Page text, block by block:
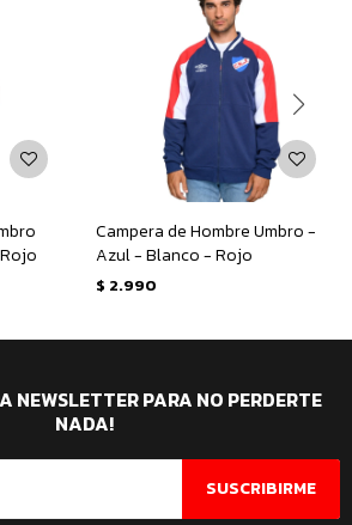
Campera de Hombre Umbro -
Azul - Blanco - Rojo
$ 2.990
NEWSLETTER PARA NO PERDERTE
NADA!
SUSCRIBIRME